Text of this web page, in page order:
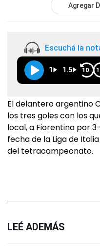
Agregar
Escuchá la
1 1.5 10
El delantero argentino
los tres goles con los
local, a Fiorentina por
fecha de la Liga de
del tetracampeonato.
LEÉ ADEMÁS